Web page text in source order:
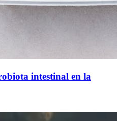
intestinal en la